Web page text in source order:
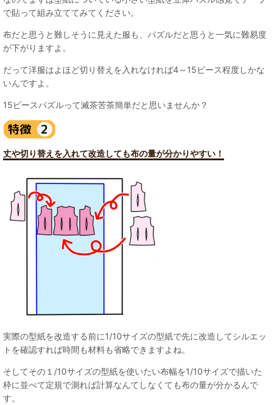
で貼って組み立ててみてください。
布だと思うと難しそうに見えた服も、パズルだと思うと一気に難易度
が下がりますよ。
だって洋服はよほど切り替えを入れなければ4～15ピース程度しかな
いんですよ。
15ピースパズルって滅茶苦茶簡単だと思いませんか？
丈や切り替えを入れて改造しても布の量が分かりやすい！
実際の型紙を改造する前に1/10サイズの型紙で先に改造してシルエッ
トを確認すれば時間も材料も省略できますよね。
そしてその１/10サイズの型紙を使いたい布幅を1/10サイズで描いた
枠に並べて定規で測れば計算なんてしなくても布の量が分かるんで
す。